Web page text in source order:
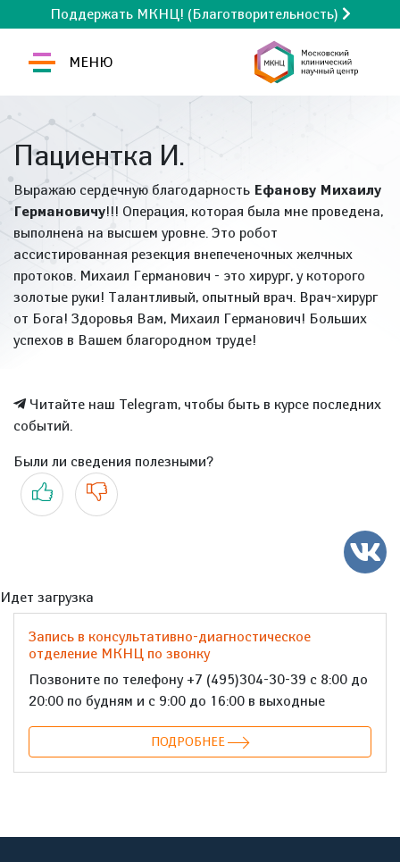
Поддержать МКНЦ! (Благотворительность)
МЕНЮ
Пациентка И.
Выражаю сердечную благодарность Ефанову Михаилу
Германовичу!!! Операция, которая была мне проведена,
выполнена на высшем уровне. Это робот
ассистированная резекция внепеченочных желчных
протоков. Михаил Германович - это хирург, у которого
золотые руки! Талантливый, опытный врач. Врач-хирург
от Бога! Здоровья Вам, Михаил Германович! Больших
успехов в Вашем благородном труде!
Читайте наш Telegram, чтобы быть в курсе последних
событий.
Были ли сведения полезными?
Да Нет
Идет загрузка
Запись в консультативно-диагностическое
отделение МКНЦ по звонку
Позвоните по телефону +7 (495)304-30-39 с 8:00 до
20:00 по будням и с 9:00 до 16:00 в выходные
ПОДРОБНЕЕ